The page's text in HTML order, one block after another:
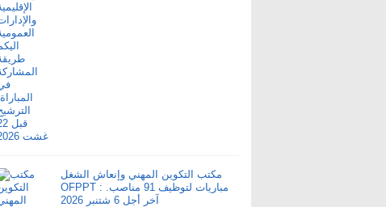
مكتب التكوين المهني وإنعاش الشغل
OFPPT : مباريات لتوظيف 91 مناصب.
آخر أجل 6 شتنبر 2026